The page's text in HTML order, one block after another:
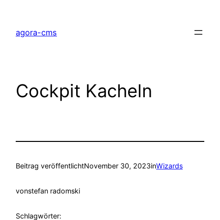
Inhaltagora-cms
Cockpit Kacheln
Beitrag veröffentlichtNovember 30, 2023inWizards
vonstefan radomski
Schlagwörter: